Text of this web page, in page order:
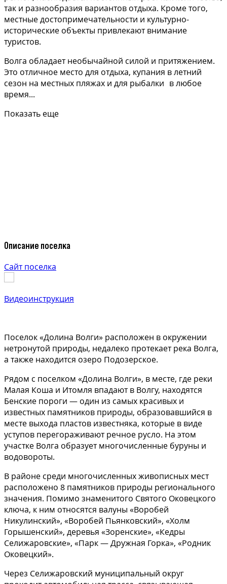
так и разнообразия вариантов отдыха. Кроме того,
местные достопримечательности и культурно-
исторические объекты привлекают внимание
туристов.
Волга обладает необычайной силой и притяжением.
Это отличное место для отдыха, купания в летний
сезон на местных пляжах и для рыбалки в любое
время...
Показать еще
Описание поселка
Сайт поселка
Видеоинструкция
Поселок «Долина Волги» расположен в окружении
нетронутой природы, недалеко протекает река Волга,
а также находится озеро Подозерское.
Рядом с поселком «Долина Волги», в месте, где реки
Малая Коша и Итомля впадают в Волгу, находятся
Бенские пороги — один из самых красивых и
известных памятников природы, образовавшийся в
месте выхода пластов известняка, которые в виде
уступов перегораживают речное русло. На этом
участке Волга образует многочисленные буруны и
водовороты.
В районе среди многочисленных живописных мест
расположено 8 памятников природы регионального
значения. Помимо знаменитого Святого Оковецкого
ключа, к ним относятся валуны «Воробей
Никулинский», «Воробей Пьянковский», «Холм
Горышенский», деревья «Зоренские», «Кедры
Селижаровские», «Парк — Дружная Горка», «Родник
Оковецкий».
Через Селижаровский муниципальный округ